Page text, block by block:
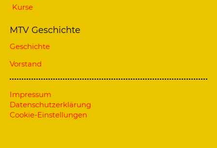
Kurse
MTV Geschichte
Geschichte
Vorstand
Impressum
Datenschutzerklärung
Cookie-Einstellungen